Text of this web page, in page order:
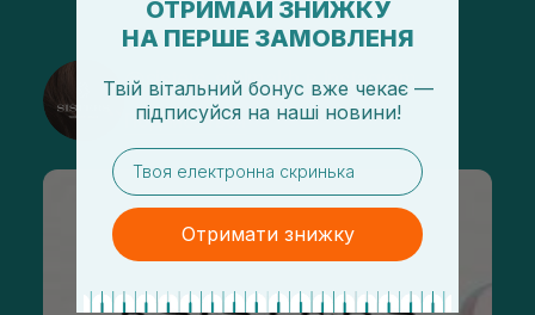
@sisters_stelmakh в Instagram
Подписаться
ОТРИМАЙ ЗНИЖКУ
НА ПЕРШЕ ЗАМОВЛЕНЯ
Твій вітальний бонус вже чекає —
підписуйся на наші новини!
email
Отримати знижку